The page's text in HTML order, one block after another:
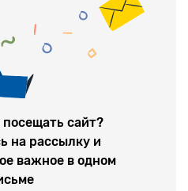
сайт?
на рассылку и
важное в одном